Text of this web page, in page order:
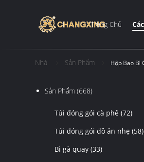
Trang Chủ
Nhà Sản Phẩm Hộp Bao Bì
Sản Phẩm (668)
Túi đóng gói cà phê (72)
Túi đóng gói đồ ăn nhẹ (58)
Bì gà quay (33)